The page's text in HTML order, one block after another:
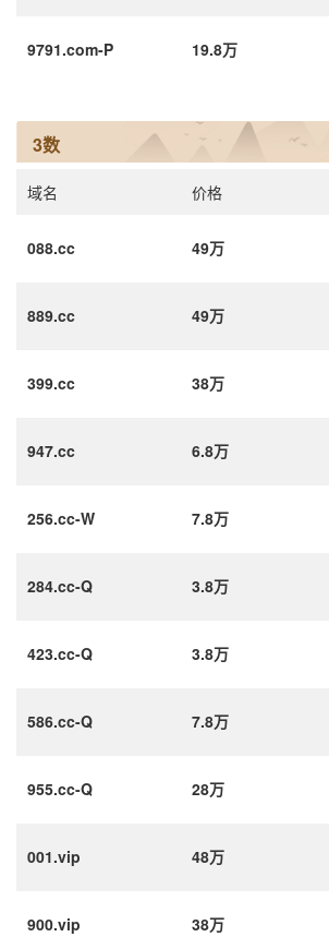
9791.com-P 19.8万
3数
域名 价格
088.cc 49万
889.cc 49万
399.cc 38万
947.cc 6.8万
256.cc-W 7.8万
284.cc-Q 3.8万
423.cc-Q 3.8万
586.cc-Q 7.8万
955.cc-Q 28万
001.vip 48万
900.vip 38万